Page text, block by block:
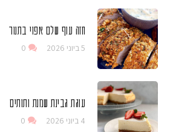
חזה עוף שלם אפוי בתנור
5 ביוני 2026 0
עוגת גבינת שמנת ותותים
4 ביוני 2026 0